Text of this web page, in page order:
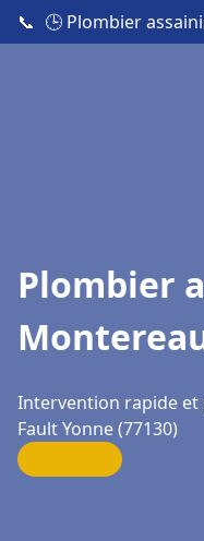
📞 🕒 Plombier
Plombier
Intervention rapide
Fault Yonne (77130)